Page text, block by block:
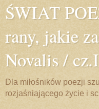
ŚWIAT
rany, jakie
Novalis /
Dla miłośników poezji
rozjaśniającego życie i